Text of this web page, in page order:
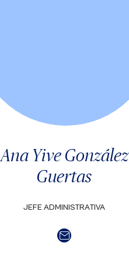
Ana Yive González
Guertas
JEFE ADMINISTRATIVA